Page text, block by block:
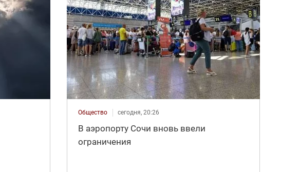
Общество сегодня, 20:26
В аэропорту Сочи вновь ввели
ограничения